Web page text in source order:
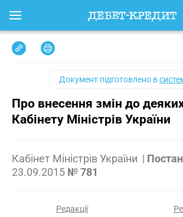
Документ підготовлено в
Про внесення змін до
Кабінету Міністрів України
Кабінет Міністрів України |
23.09.2015 № 781
Редакції